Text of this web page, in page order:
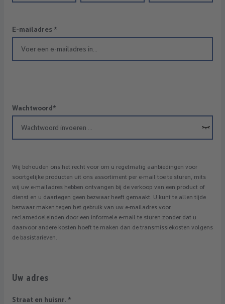
E-mailadres*
Wachtwoord*
Wij behouden ons het recht voor om u regelmatig aanbiedingen voor
soortgelijke producten uit ons assortiment per e-mail toe te sturen, mits
wij uw e-mailadres hebben ontvangen bij de verkoop van een product of
dienst en u daartegen geen bezwaar heeft gemaakt. U kunt te allen tijde
bezwaar maken tegen het gebruik van uw e-mailadres voor
reclamedoeleinden door een informele e-mail te sturen zonder dat u
daarvoor andere kosten hoeft te maken dan de transmissiekosten volgens
de basistarieven.
Uw adres
Straat en huisnr. *